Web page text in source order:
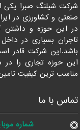
شرکت شیلنگ صبرا یکی
صنعتی و کشاورزی در
در این حوزه و داشتن
تاجران بسیاری در
باشد.این شرکت قادر
این حوزه تجاری را
مناسب ترین کیفیت
تماس با ما
شماره